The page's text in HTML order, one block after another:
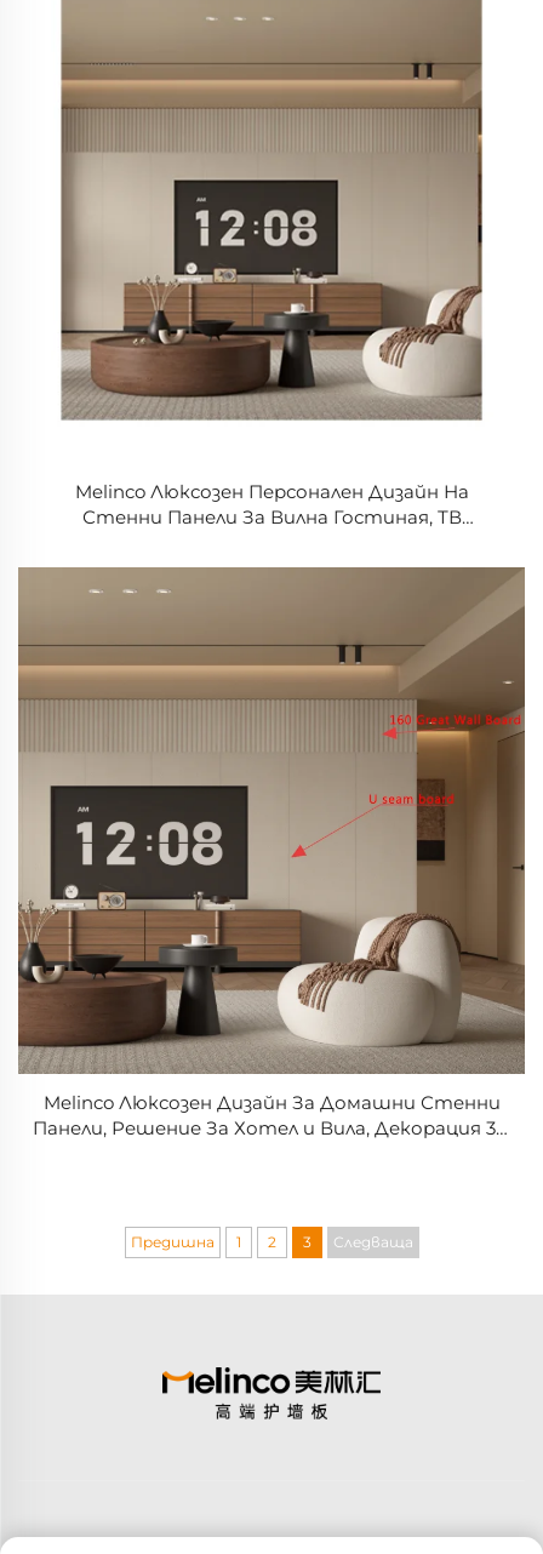
Melinco Люксозен Персонален Дизайн На
Стенни Панели За Вилна Гостиная, ТВ
Melinco Люксозен Дизайн За Домашни Стенни
Панели, Решение За Хотел и Вила, Декорация 3D
Предишна 1 2 3 Следваща